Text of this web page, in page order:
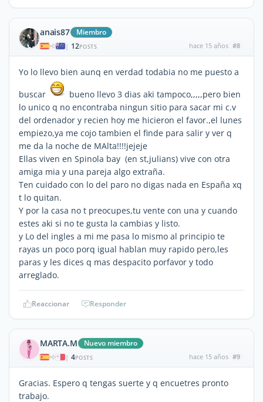
anais87 Miembro
| 12POSTS hace 15 años #8
Yo lo llevo bien aunq en verdad todabia no me puesto a
buscar
bueno llevo 3 dias aki tampoco,,,,,pero bien
lo unico q no encontraba ningun sitio para sacar mi c.v
del ordenador y recien hoy me hicieron el favor.,el lunes
empiezo,ya me cojo tambien el finde para salir y ver q
me da la noche de MAlta!!!!jejeje
Ellas viven en Spinola bay (en st,julians) vive con otra
amiga mia y una pareja algo extraña.
Ten cuidado con lo del paro no digas nada en España xq
t lo quitan.
Y por la casa no t preocupes,tu vente con una y cuando
estes aki si no te gusta la cambias y listo.
y Lo del ingles a mi me pasa lo mismo al principio te
rayas un poco porq igual hablan muy rapido pero,les
paras y les dices q mas despacito porfavor y todo
arreglado.
Reaccionar Responder
MARTA.M Nuevo miembro
| 4POSTS hace 15 años #9
Gracias. Espero q tengas suerte y q encuetres pronto
trabajo.